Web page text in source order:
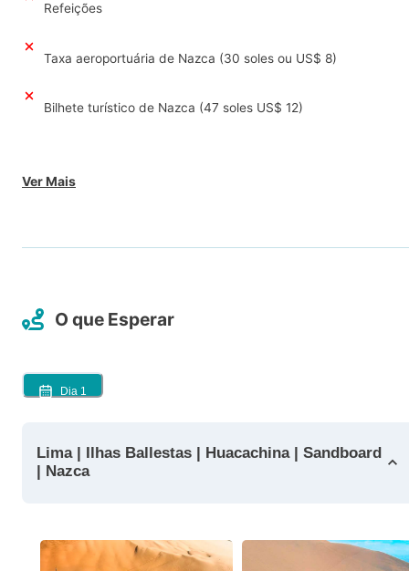
Refeições
Taxa aeroportuária de Nazca (30 soles ou US$ 8)
Bilhete turístico de Nazca (47 soles US$ 12)
Ver Mais
O que Esperar
Dia 1
Lima | Ilhas Ballestas | Huacachina | Sandboard
| Nazca